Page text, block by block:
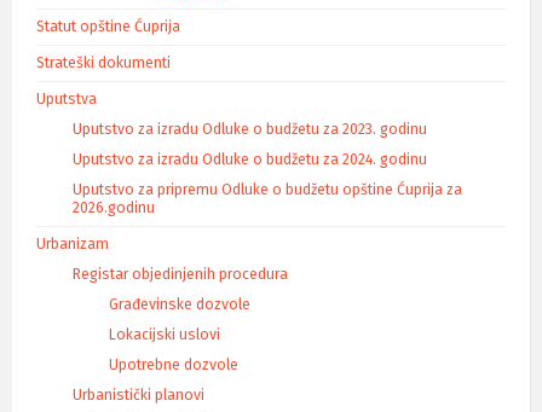
Statut opštine Ćuprija
Strateški dokumenti
Uputstva
Uputstvo za izradu Odluke o budžetu za 2023. godinu
Uputstvo za izradu Odluke o budžetu za 2024. godinu
Uputstvo za pripremu Odluke o budžetu opštine Ćuprija za
2026.godinu
Urbanizam
Registar objedinjenih procedura
Građevinske dozvole
Lokacijski uslovi
Upotrebne dozvole
Urbanistički planovi